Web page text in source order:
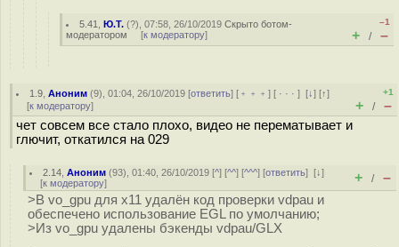
5.41 ,Ю.Т. (?), 07:58, 26/10/2019Скрыто ботом-
модератором [к модератору]
–1
+ / –
1.9 ,Аноним (9), 01:04, 26/10/2019 [ответить] [ ﹢﹢﹢] [ · · ·][↓] [↑]
[к модератору]
+1
+ / –
чет совсем все стало плохо, видео не перематывает и
глючит, откатился на 029
2.14 ,Аноним (93), 01:40, 26/10/2019 [^] [^^] [^^^] [ответить][↓]
[к модератору] + / –
>В vo_gpu для x11 удалён код проверки vdpau и
обеспечено использование EGL по умолчанию;
>Из vo_gpu удалены бэкенды vdpau/GLX